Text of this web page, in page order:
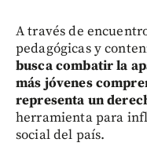
A través de
pedagógicas y
busca combatir la
más jóvenes
representa un
herramienta para
social del país.